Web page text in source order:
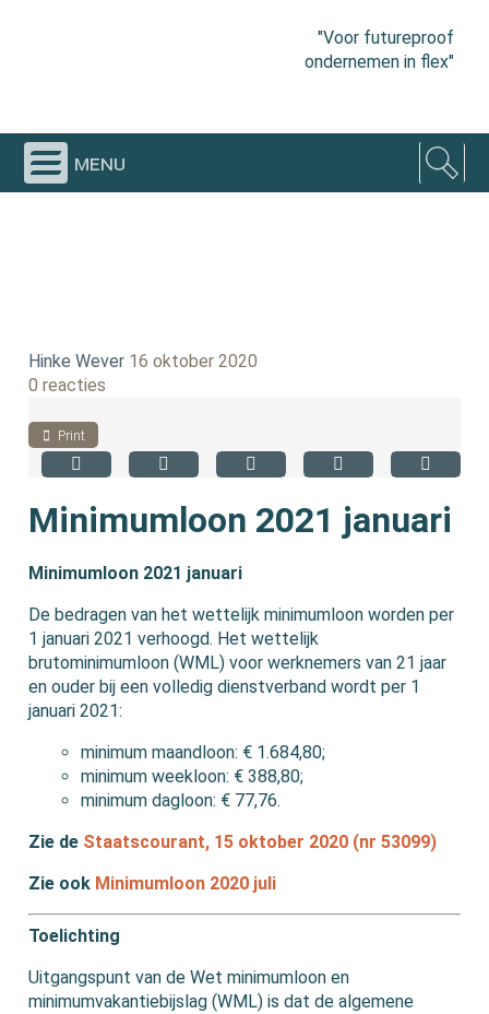
"Voor futureproof
ondernemen in flex"
menu
Hinke Wever 16 oktober 2020
0 reacties
Print
Minimumloon 2021 januari
Minimumloon 2021 januari
De bedragen van het wettelijk minimumloon worden per
1 januari 2021 verhoogd. Het wettelijk
brutominimumloon (WML) voor werknemers van 21 jaar
en ouder bij een volledig dienstverband wordt per 1
januari 2021:
minimum maandloon: € 1.684,80;
minimum weekloon: € 388,80;
minimum dagloon: € 77,76.
Zie de Staatscourant, 15 oktober 2020 (nr 53099)
Zie ook Minimumloon 2020 juli
Toelichting
Uitgangspunt van de Wet minimumloon en
minimumvakantiebijslag (WML) is dat de algemene